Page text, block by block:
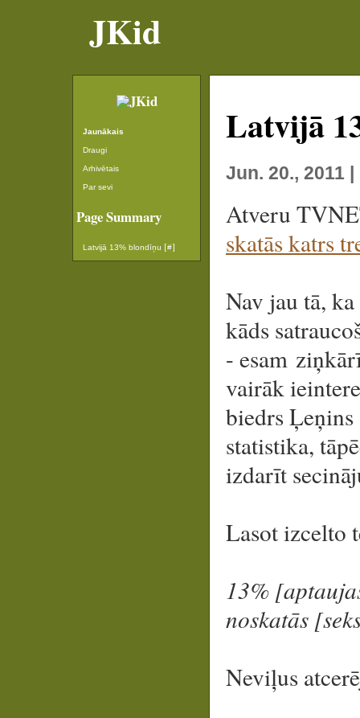
JKid
Jaunākais
Draugi
Arhivētais
Par sevi
Page Summary
Latvijā 13% blondīņu [#]
Latvijā
Jun. 20., 2011
Atveru
skatās katrs
Nav jau tā,
kāds
- esam
vairāk
biedrs
statistika,
izdarīt
Lasot izcelto
13%
noskatās
Neviļus